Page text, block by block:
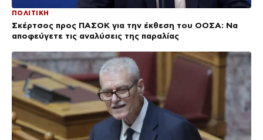
ΠΟΛΙΤΙΚΗ
Σκέρτσος προς ΠΑΣΟΚ για την έκθεση του ΟΟΣΑ: Να
αποφεύγετε τις αναλύσεις της παραλίας